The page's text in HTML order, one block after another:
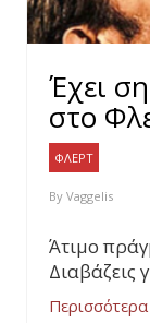
Έχει
στο
ΦΛΕΡΤ
By Vaggelis
Άτιμο
Διαβάζεις